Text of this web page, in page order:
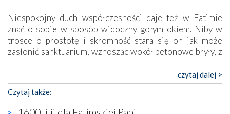
Niespokojny duch współczesności daje też w Fatimie
znać o sobie w sposób widoczny gołym okiem. Niby w
trosce o prostotę i skromność stara się on jak może
zasłonić sanktuarium, wznosząc wokół betonowe bryły, z
katolickiego kultu. Tylko co wspólnego z żywą,
autentyczną wiarą mogą mieć płaskie, szare bunkry albo
kaplice, w których Tabernakulum przypomina bardziej
skrzynkę na narzędzia? Albo co powiedzieć o ustawionym
czytaj dalej >
Czytaj także: